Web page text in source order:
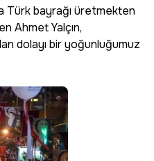
Türk bayrağı üretmekten
Ahmet Yalçın,
dolayı bir yoğunluğumuz